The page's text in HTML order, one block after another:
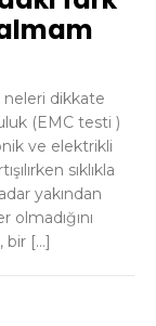
neleri dikkate
(EMC testi )
ve elektrikli
sıklıkla
yakından
olmadığını
bir […]